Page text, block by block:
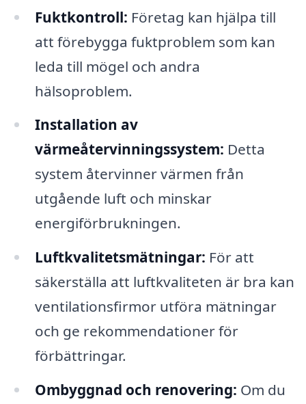
Fuktkontroll: Företag kan hjälpa till
att förebygga fuktproblem som kan
leda till mögel och andra
hälsoproblem.
Installation av
värmeåtervinningssystem: Detta
system återvinner värmen från
utgående luft och minskar
energiförbrukningen.
Luftkvalitetsmätningar: För att
säkerställa att luftkvaliteten är bra kan
ventilationsfirmor utföra mätningar
och ge rekommendationer för
förbättringar.
Ombyggnad och renovering: Om du